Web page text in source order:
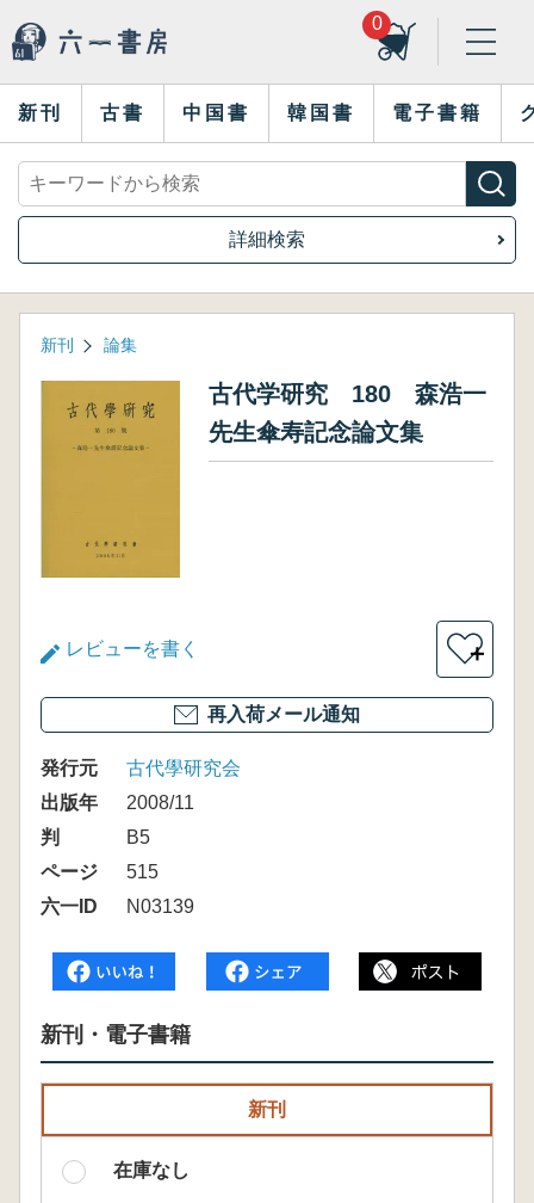
0
新刊 古書 中国書 韓国書 電子書籍
詳細検索
新刊 論集
古代学研究 180 森浩一
先生傘寿記念論文集
レビューを書く ＋
再入荷メール通知
発行元
古代學研究会
出版年
2008/11
判
B5
ページ
515
六一ID
N03139
新刊・電子書籍
新刊
在庫なし